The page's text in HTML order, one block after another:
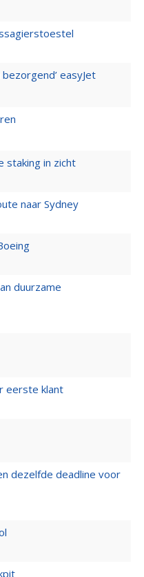
easyJet
staking in zicht
naar Sydney
duurzame
eerste klant
dezelfde deadline voor